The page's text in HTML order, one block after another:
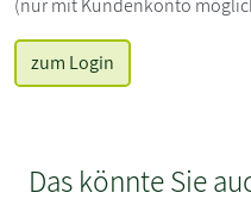
(nur mit Kundenkonto
zum Login
Das könnte Sie